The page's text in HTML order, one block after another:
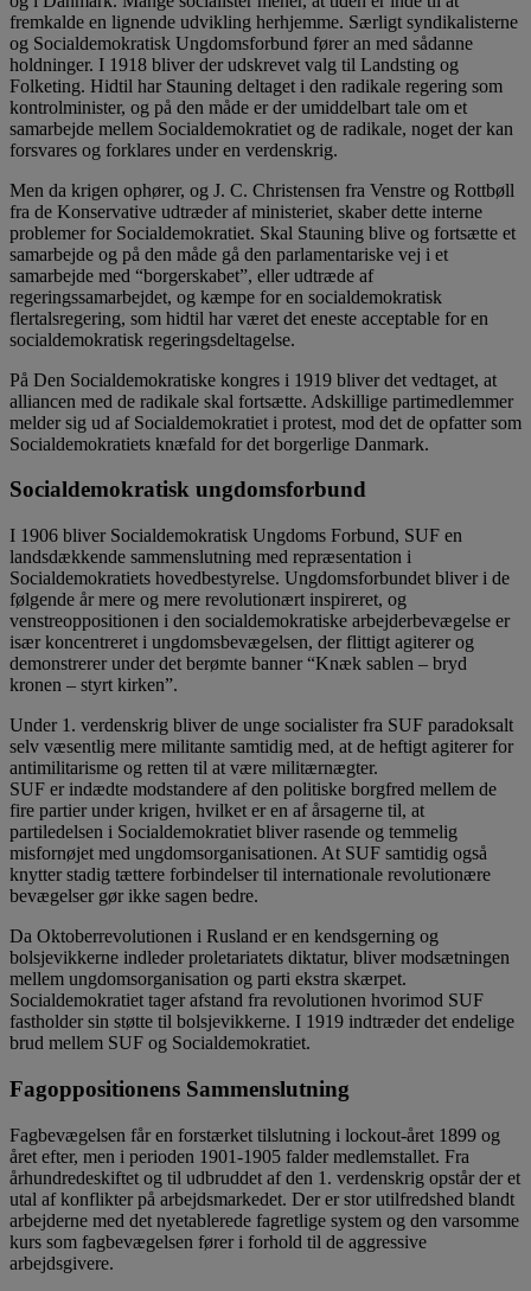
fremkalde en lignende udvikling herhjemme. Særligt syndikalisterne
og Socialdemokratisk Ungdomsforbund fører an med sådanne
holdninger. I 1918 bliver der udskrevet valg til Landsting og
Folketing. Hidtil har Stauning deltaget i den radikale regering som
kontrolminister, og på den måde er der umiddelbart tale om et
samarbejde mellem Socialdemokratiet og de radikale, noget der kan
forsvares og forklares under en verdenskrig.
Men da krigen ophører, og J. C. Christensen fra Venstre og Rottbøll
fra de Konservative udtræder af ministeriet, skaber dette interne
problemer for Socialdemokratiet. Skal Stauning blive og fortsætte et
samarbejde og på den måde gå den parlamentariske vej i et
samarbejde med “borgerskabet”, eller udtræde af
regeringssamarbejdet, og kæmpe for en socialdemokratisk
flertalsregering, som hidtil har været det eneste acceptable for en
socialdemokratisk regeringsdeltagelse.
På Den Socialdemokratiske kongres i 1919 bliver det vedtaget, at
alliancen med de radikale skal fortsætte. Adskillige partimedlemmer
melder sig ud af Socialdemokratiet i protest, mod det de opfatter som
Socialdemokratiets knæfald for det borgerlige Danmark.
Socialdemokratisk ungdomsforbund
I 1906 bliver Socialdemokratisk Ungdoms Forbund, SUF en
landsdækkende sammenslutning med repræsentation i
Socialdemokratiets hovedbestyrelse. Ungdomsforbundet bliver i de
følgende år mere og mere revolutionært inspireret, og
venstreoppositionen i den socialdemokratiske arbejderbevægelse er
især koncentreret i ungdomsbevægelsen, der flittigt agiterer og
demonstrerer under det berømte banner “Knæk sablen – bryd
kronen – styrt kirken”.
Under 1. verdenskrig bliver de unge socialister fra SUF paradoksalt
selv væsentlig mere militante samtidig med, at de heftigt agiterer for
antimilitarisme og retten til at være militærnægter.
SUF er indædte modstandere af den politiske borgfred mellem de
fire partier under krigen, hvilket er en af årsagerne til, at
partiledelsen i Socialdemokratiet bliver rasende og temmelig
misfornøjet med ungdomsorganisationen. At SUF samtidig også
knytter stadig tættere forbindelser til internationale revolutionære
bevægelser gør ikke sagen bedre.
Da Oktoberrevolutionen i Rusland er en kendsgerning og
bolsjevikkerne indleder proletariatets diktatur, bliver modsætningen
mellem ungdomsorganisation og parti ekstra skærpet.
Socialdemokratiet tager afstand fra revolutionen hvorimod SUF
fastholder sin støtte til bolsjevikkerne. I 1919 indtræder det endelige
brud mellem SUF og Socialdemokratiet.
Fagoppositionens Sammenslutning
Fagbevægelsen får en forstærket tilslutning i lockout-året 1899 og
året efter, men i perioden 1901-1905 falder medlemstallet. Fra
århundredeskiftet og til udbruddet af den 1. verdenskrig opstår der et
utal af konflikter på arbejdsmarkedet. Der er stor utilfredshed blandt
arbejderne med det nyetablerede fagretlige system og den varsomme
kurs som fagbevægelsen fører i forhold til de aggressive
arbejdsgivere.